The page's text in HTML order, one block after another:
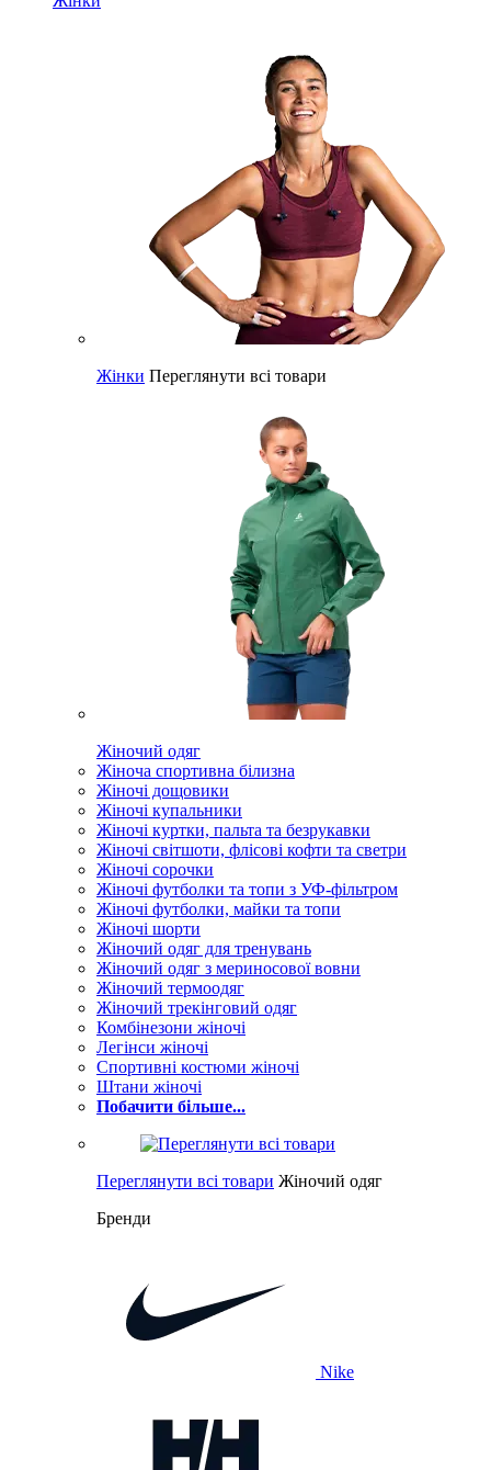
Жінки Переглянути всі товари
Жіночий одяг
Жіноча спортивна білизна
Жіночі дощовики
Жіночі купальники
Жіночі куртки, пальта та безрукавки
Жіночі світшоти, флісові кофти та светри
Жіночі сорочки
Жіночі футболки та топи з УФ-фільтром
Жіночі футболки, майки та топи
Жіночі шорти
Жіночий одяг для тренувань
Жіночий одяг з мериносової вовни
Жіночий термоодяг
Жіночий трекінговий одяг
Комбінезони жіночі
Легінси жіночі
Спортивні костюми жіночі
Штани жіночі
Побачити більше...
Переглянути всі товари Жіночий одяг
Бренди
Nike